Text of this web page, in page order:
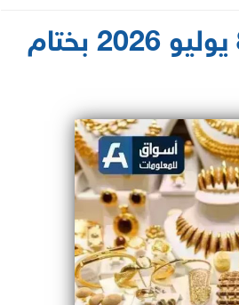
ارتفاع سعر الذهب اليوم الأربعاء 8 يوليو 2026 بختام